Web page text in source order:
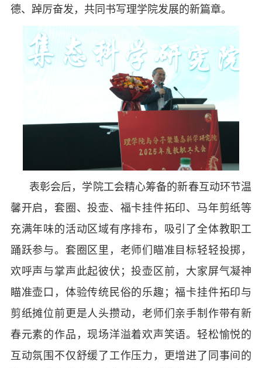
德、踔厉奋发，共同书写理学院发展的新篇章。
表彰会后，学院工会精心筹备的新春互动环节温
馨开启，套圈、投壶、福卡挂件拓印、马年剪纸等
充满年味的活动区域有序排布，吸引了全体教职工
踊跃参与。套圈区里，老师们瞄准目标轻轻投掷，
欢呼声与掌声此起彼伏；投壶区前，大家屏气凝神
瞄准壶口，体验传统民俗的乐趣；福卡挂件拓印与
剪纸摊位前更是人头攒动，老师们亲手制作带有新
春元素的作品，现场洋溢着欢声笑语。轻松愉悦的
互动氛围不仅舒缓了工作压力，更增进了同事间的